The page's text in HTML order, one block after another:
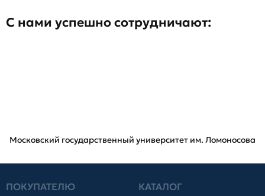
С нами успешно сотрудничают:
Московский государственный университет им. Ломоносова
ПОКУПАТЕЛЮ КАТАЛОГ